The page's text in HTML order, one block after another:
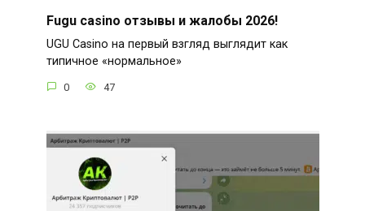
Fugu casino отзывы и жалобы 2026!
UGU Casino на первый взгляд выглядит как
типичное «нормальное»
0 47